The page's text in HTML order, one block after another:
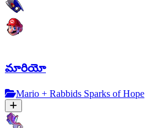
మారియో
Mario + Rabbids Sparks of Hope